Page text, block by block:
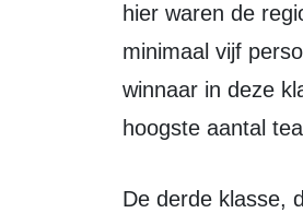
hier waren de
minimaal vijf
winnaar in deze
hoogste aantal
De derde klasse, de NK Lelievlet Open Klasse, is bestemd voor zeilers vanaf 17